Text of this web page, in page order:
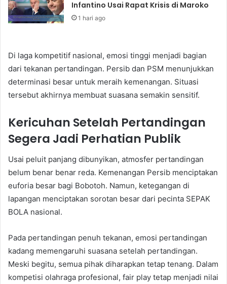
Infantino Usai Rapat Krisis di Maroko
1 hari ago
Di laga kompetitif nasional, emosi tinggi menjadi bagian
dari tekanan pertandingan. Persib dan PSM menunjukkan
determinasi besar untuk meraih kemenangan. Situasi
tersebut akhirnya membuat suasana semakin sensitif.
Kericuhan Setelah Pertandingan
Segera Jadi Perhatian Publik
Usai peluit panjang dibunyikan, atmosfer pertandingan
belum benar benar reda. Kemenangan Persib menciptakan
euforia besar bagi Bobotoh. Namun, ketegangan di
lapangan menciptakan sorotan besar dari pecinta SEPAK
BOLA nasional.
Pada pertandingan penuh tekanan, emosi pertandingan
kadang memengaruhi suasana setelah pertandingan.
Meski begitu, semua pihak diharapkan tetap tenang. Dalam
kompetisi olahraga profesional, fair play tetap menjadi nilai